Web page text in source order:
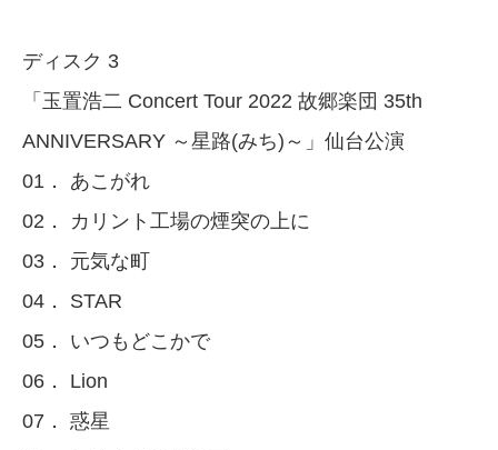
ディスク 3
「玉置浩二 Concert Tour 2022 故郷楽団 35th
ANNIVERSARY ～星路(みち)～」仙台公演
01． あこがれ
02． カリント工場の煙突の上に
03． 元気な町
04． STAR
05． いつもどこかで
06． Lion
07． 惑星